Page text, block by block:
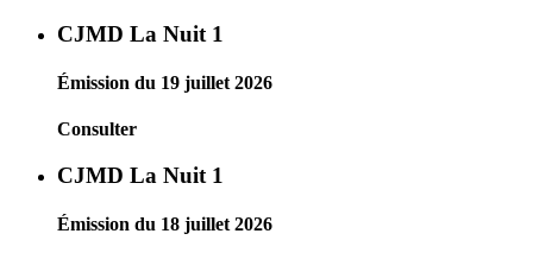
CJMD La Nuit 1
Émission du 19 juillet 2026
Consulter
CJMD La Nuit 1
Émission du 18 juillet 2026